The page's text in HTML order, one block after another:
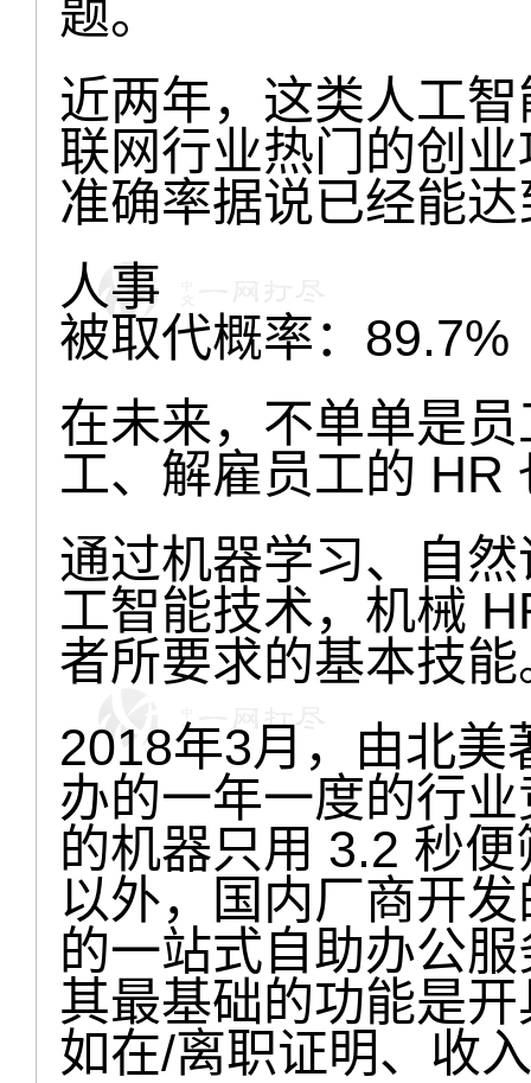
题。
近两年，这类人工
联网行业热门的创
准确率据说已经能
人事
被取代概率：89.7%
在未来，不单单是
工、解雇员工的 HR
通过机器学习、自
工智能技术，机械
者所要求的基本技能
2018年3月，由北美
办的一年一度的行
的机器只用 3.2 秒
以外，国内厂商开
的一站式自助办公
其最基础的功能是
如在/离职证明、收